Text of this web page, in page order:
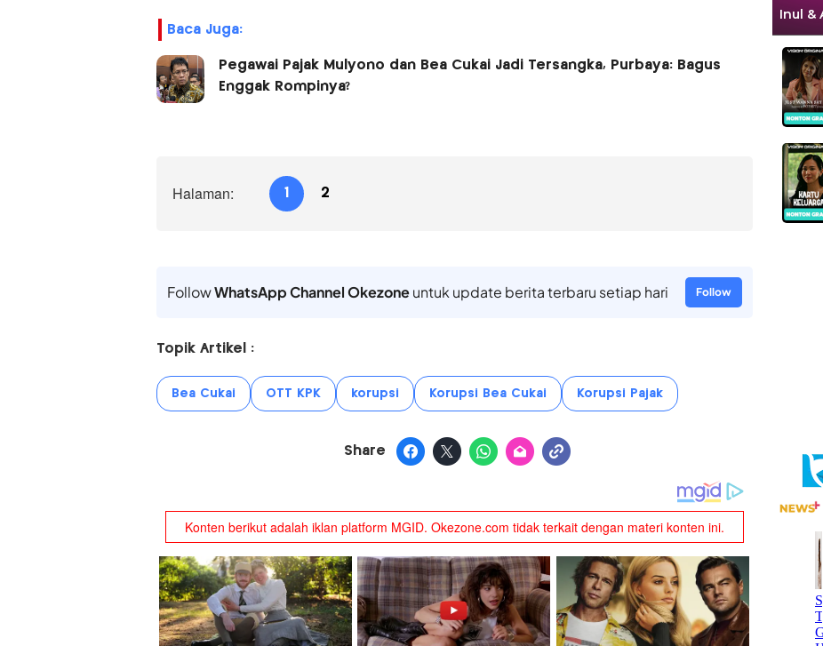
Baca Juga:
Pegawai Pajak Mulyono dan Bea Cukai Jadi Tersangka, Purbaya: Bagus
Enggak Rompinya?
Halaman: 1 2
FollowWhatsApp Channel Okezoneuntuk update berita terbaru setiap hari Follow
Topik Artikel :
Bea Cukai OTT KPK korupsi Korupsi Bea Cukai Korupsi Pajak
Share